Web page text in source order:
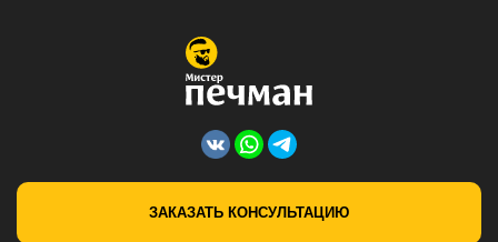
ЗАКАЗАТЬ КОНСУЛЬТАЦИЮ